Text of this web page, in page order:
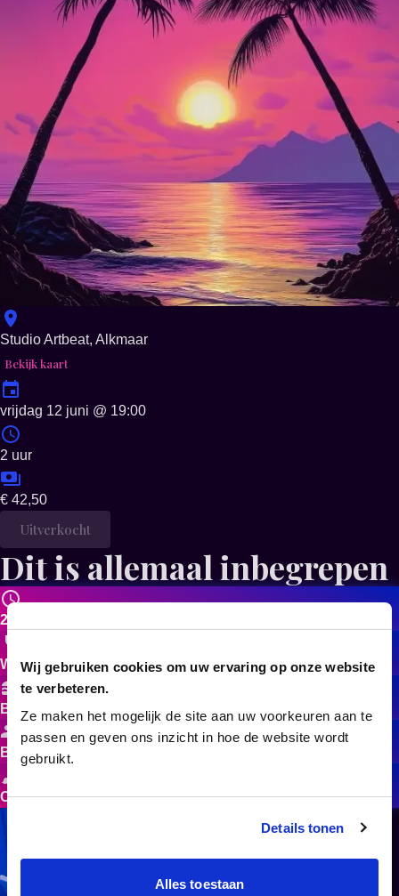
Wij gebruiken cookies om uw ervaring op onze website
te verbeteren.
Ze maken het mogelijk de site aan uw voorkeuren aan te
passen en geven ons inzicht in hoe de website wordt
gebruikt.
Details tonen
Alles toestaan
Studio Artbeat, Alkmaar
Bekijk kaart
vrijdag 12 juni @ 19:00
2 uur
€ 42,50
Uitverkocht
Dit is allemaal inbegrepen
2 uur plezier
Wijn, cocktails, mocktails en frisdrank
Borrelhapjes
Begeleiding door een kunstenaar
Canvas & schildermaterialen